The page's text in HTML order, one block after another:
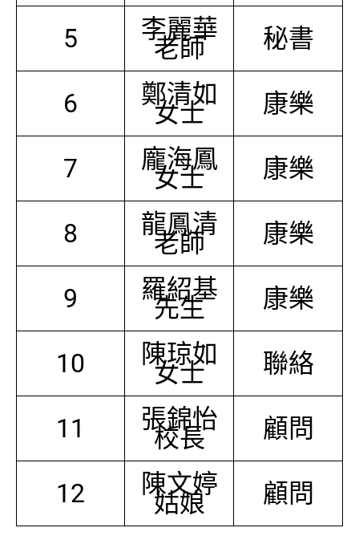
5 李麗華
老師 秘書
6 鄭清如
女士 康樂
7 龐海鳳
女士 康樂
8 龍鳳清
老師 康樂
9 羅紹基
先生 康樂
10 陳琼如
女士 聯絡
11 張錦怡
校長 顧問
12 陳文婷
姑娘 顧問